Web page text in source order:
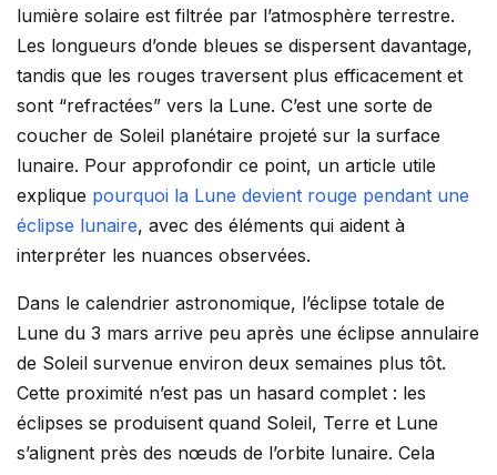
lumière solaire est filtrée par l’atmosphère terrestre.
Les longueurs d’onde bleues se dispersent davantage,
tandis que les rouges traversent plus efficacement et
sont “refractées” vers la Lune. C’est une sorte de
coucher de Soleil planétaire projeté sur la surface
lunaire. Pour approfondir ce point, un article utile
explique pourquoi la Lune devient rouge pendant une
éclipse lunaire, avec des éléments qui aident à
interpréter les nuances observées.
Dans le calendrier astronomique, l’éclipse totale de
Lune du 3 mars arrive peu après une éclipse annulaire
de Soleil survenue environ deux semaines plus tôt.
Cette proximité n’est pas un hasard complet : les
éclipses se produisent quand Soleil, Terre et Lune
s’alignent près des nœuds de l’orbite lunaire. Cela